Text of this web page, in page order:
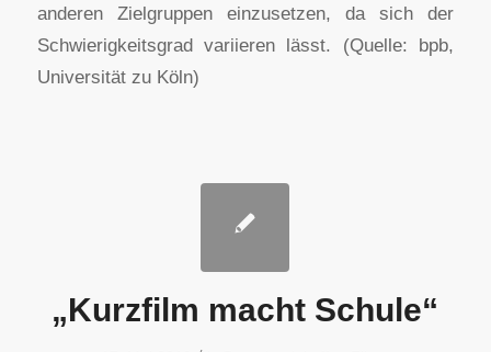
anderen Zielgruppen einzusetzen, da sich der
Schwierigkeitsgrad variieren lässt. (Quelle: bpb,
Universität zu Köln)
„Kurzfilm macht Schule“